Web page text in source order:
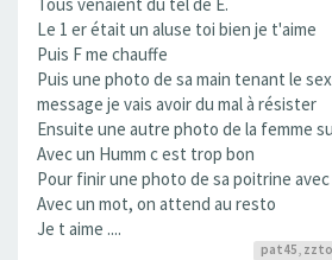
Le 1 er était un aluse toi bien je t'aime
Puis F me chauffe
Puis une photo de sa main tenant le
message je vais avoir du mal à résister
Ensuite une autre photo de la femme
Avec un Humm c est trop bon
Pour finir une photo de sa poitrine
Avec un mot, on attend au resto
Je t aime ....
pat45,